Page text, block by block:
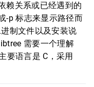
赖关系或已经遇到的
-p 标志来显示路径而
制文件以及安装说
需要一个理解
要语言是 C，采用